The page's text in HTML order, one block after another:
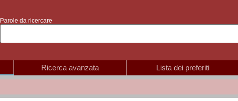
Parole da ricercare
Ricerca avanzata Lista dei preferiti